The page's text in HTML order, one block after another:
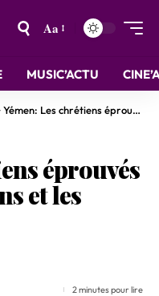
Aa
MUSIC’ACTU
Yémen: Les chrétiens éprouvés par les arrestations et les tortures.
éprouvés
et les
2 minutes pour lire